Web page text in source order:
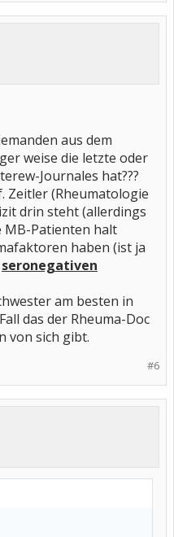
aus dem
weise die letzte oder
Journales hat???
Zeitler (Rheumatologie
drin steht (allerdings
MB-Patienten halt
haben (ist ja
seronegativen
am besten in
das der Rheuma-Doc
von sich gibt.
#6